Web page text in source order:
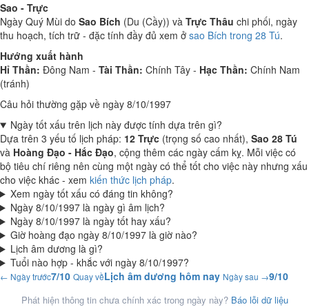
Sao - Trực
Ngày Quý Mùi do Sao Bích (Du (Cầy)) và Trực Thâu chi phối, ngày
thu hoạch, tích trữ - đặc tính đầy đủ xem ở sao Bích trong 28 Tú.
Hướng xuất hành
Hỉ Thần: Đông Nam - Tài Thần: Chính Tây - Hạc Thần: Chính Nam
(tránh)
Câu hỏi thường gặp về ngày 8/10/1997
Ngày tốt xấu trên lịch này được tính dựa trên gì?
Dựa trên 3 yếu tố lịch pháp: 12 Trực (trọng số cao nhất), Sao 28 Tú
và Hoàng Đạo - Hắc Đạo, cộng thêm các ngày cấm kỵ. Mỗi việc có
bộ tiêu chí riêng nên cùng một ngày có thể tốt cho việc này nhưng xấu
cho việc khác - xem kiến thức lịch pháp.
Xem ngày tốt xấu có đáng tin không?
Ngày 8/10/1997 là ngày gì âm lịch?
Ngày 8/10/1997 là ngày tốt hay xấu?
Giờ hoàng đạo ngày 8/10/1997 là giờ nào?
Lịch âm dương là gì?
Tuổi nào hợp - khắc với ngày 8/10/1997?
← Ngày trước7/10 Quay vềLịch âm dương hôm nay Ngày sau →9/10
Phát hiện thông tin chưa chính xác trong ngày này? Báo lỗi dữ liệu